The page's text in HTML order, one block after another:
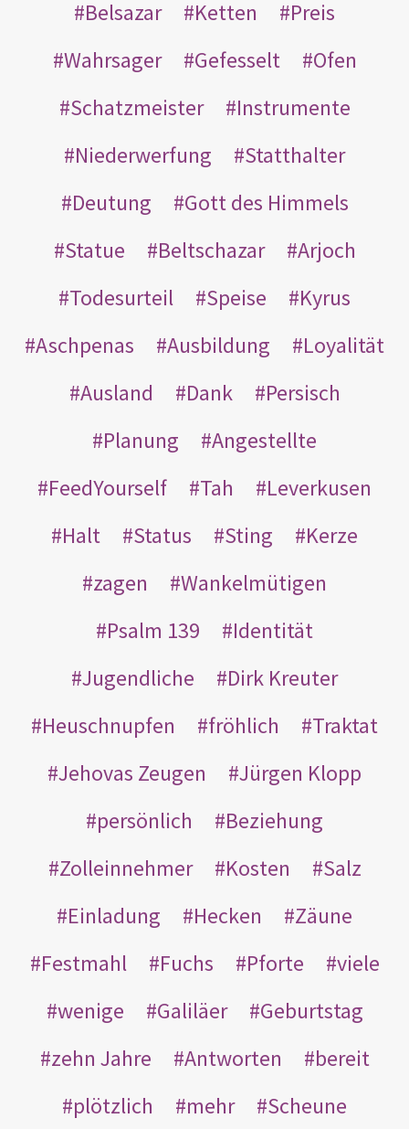
Belsazar Ketten
Preis
Wahrsager
Gefesselt
Ofen
Schatzmeister
Instrumente
Niederwerfung
Statthalter
Deutung
Gott des Himmels
Statue
Beltschazar
Arjoch
Todesurteil
Speise
Kyrus
Aschpenas
Ausbildung
Loyalität
Ausland
Dank
Persisch
Planung
Angestellte
FeedYourself
Tah
Leverkusen
Halt
Status Sting
Kerze
zagen
Wankelmütigen
Psalm 139
Identität
Jugendliche
Dirk Kreuter
Heuschnupfen
fröhlich
Traktat
Jehovas Zeugen
Jürgen Klopp
persönlich
Beziehung
Zolleinnehmer
Kosten
Salz
Einladung
Hecken
Zäune
Festmahl
Fuchs Pforte
viele
wenige
Galiläer
Geburtstag
zehn Jahre
Antworten
bereit
plötzlich
mehr
Scheune